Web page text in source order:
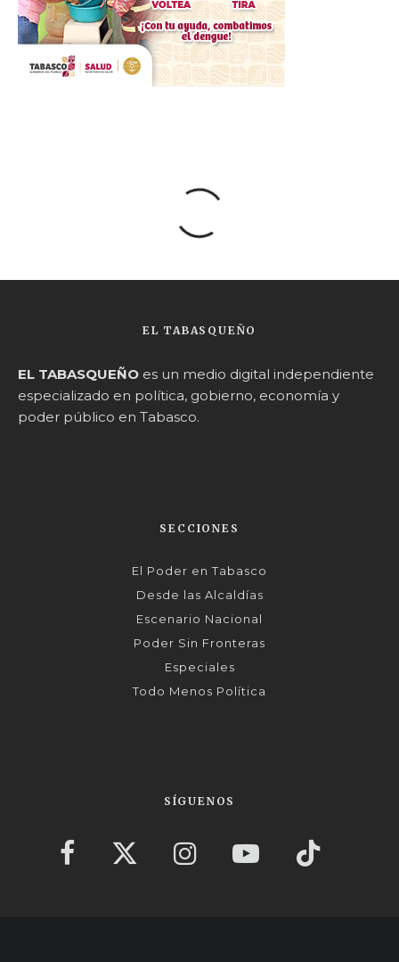
EL TABASQUEÑO
EL TABASQUEÑO es un medio digital independiente
especializado en política, gobierno, economía y
poder público en Tabasco.
SECCIONES
El Poder en Tabasco
Desde las Alcaldías
Escenario Nacional
Poder Sin Fronteras
Especiales
Todo Menos Política
SÍGUENOS